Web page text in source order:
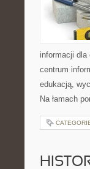
informacji dla
centrum
edukacją,
Na łamach